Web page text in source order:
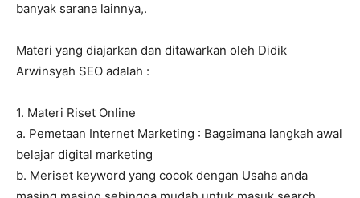
banyak sarana lainnya,.
Materi yang diajarkan dan ditawarkan oleh Didik
Arwinsyah SEO adalah :
1. Materi Riset Online
a. Pemetaan Internet Marketing : Bagaimana langkah awal
belajar digital marketing
b. Meriset keyword yang cocok dengan Usaha anda